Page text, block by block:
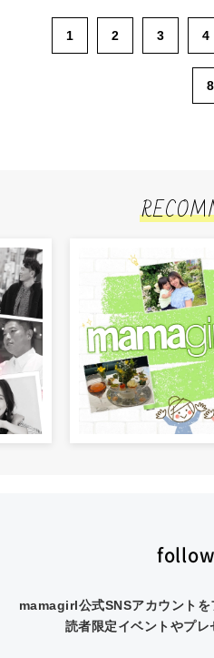
1 2 3 4
8
mamagirl公式SNSアカウント
読者限定イベントやプ